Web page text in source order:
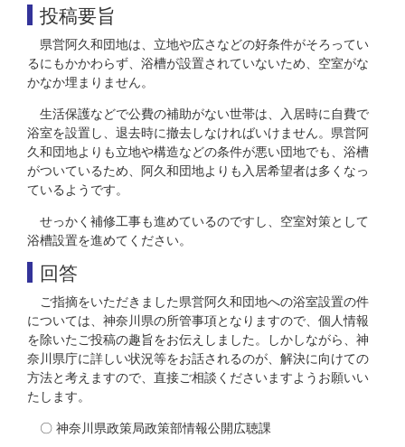
投稿要旨
県営阿久和団地は、立地や広さなどの好条件がそろってい
るにもかかわらず、浴槽が設置されていないため、空室がな
かなか埋まりません。
生活保護などで公費の補助がない世帯は、入居時に自費で
浴室を設置し、退去時に撤去しなければいけません。県営阿
久和団地よりも立地や構造などの条件が悪い団地でも、浴槽
がついているため、阿久和団地よりも入居希望者は多くなっ
ているようです。
せっかく補修工事も進めているのですし、空室対策として
浴槽設置を進めてください。
回答
ご指摘をいただきました県営阿久和団地への浴室設置の件
については、神奈川県の所管事項となりますので、個人情報
を除いたご投稿の趣旨をお伝えしました。しかしながら、神
奈川県庁に詳しい状況等をお話されるのが、解決に向けての
方法と考えますので、直接ご相談くださいますようお願いい
たします。
〇 神奈川県政策局政策部情報公開広聴課